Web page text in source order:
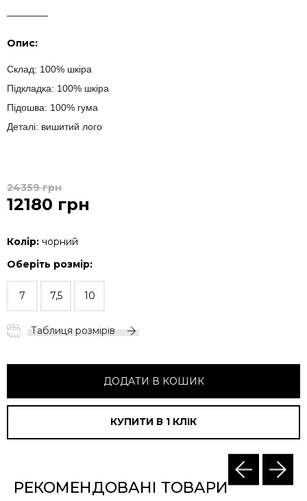
Опис:
Склад: 100% шкіра
Підкладка: 100% шкіра
Підошва: 100% гума
Деталі: вишитий лого
24359 грн
12180 грн
Колір: чорний
Оберіть розмір:
7 7,5 10
Таблиця розмірів
ДОДАТИ В КОШИК
КУПИТИ В 1 КЛIК
РЕКОМЕНДОВАНІ ТОВАРИ